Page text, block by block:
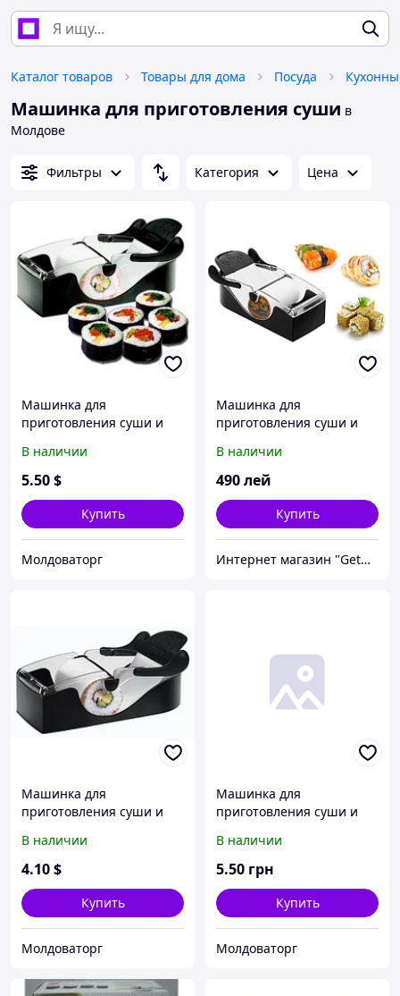
Каталог товаров Товары для дома Посуда
Машинка для приготовления суши в
Молдове
Фильтры Категория Цена
Машинка для
приготовления суши и
В наличии
5.50$
Купить
Молдоваторг
Машинка для
приготовления суши и
В наличии
490лей
Купить
Интернет магазин "GetGift"
Машинка для
приготовления суши и
(Instant Roll)
В наличии
4.10$
Купить
Молдоваторг
Машинка для
приготовления суши и
В наличии
5.50 грн
Купить
Молдоваторг